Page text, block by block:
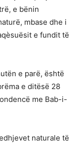
e bënin
mbase dhe i
e fundit të
e parë, është
e ditësë 28
me Bab-i-
naturale të